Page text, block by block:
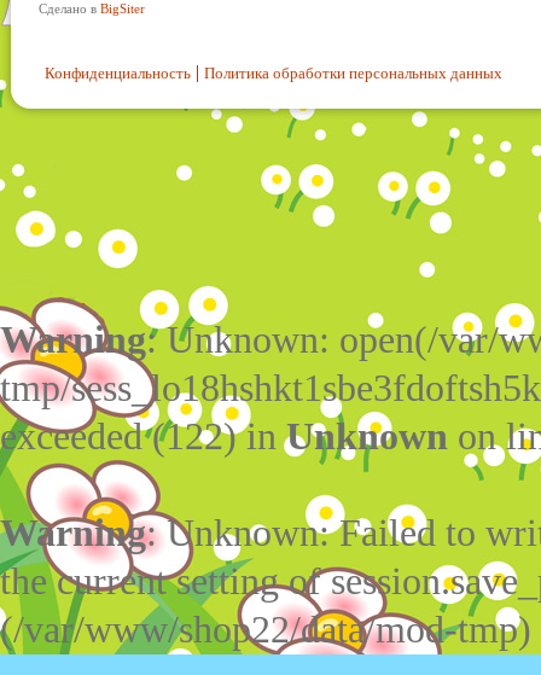
Сделано в BigSiter
Конфиденциальность Политика обработки персональных данных
Warning: Unknown: open(/var/
tmp/
exceeded (122) inUnknown on
Warning: Unknown: Failed to
the current setting of
(/var/www/shop22/data/mod-